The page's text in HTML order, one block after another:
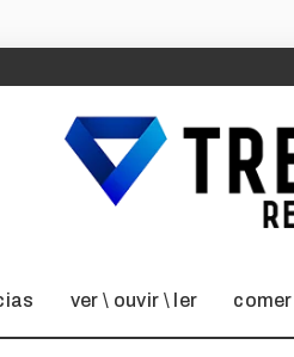
ver \ ouvir \ ler